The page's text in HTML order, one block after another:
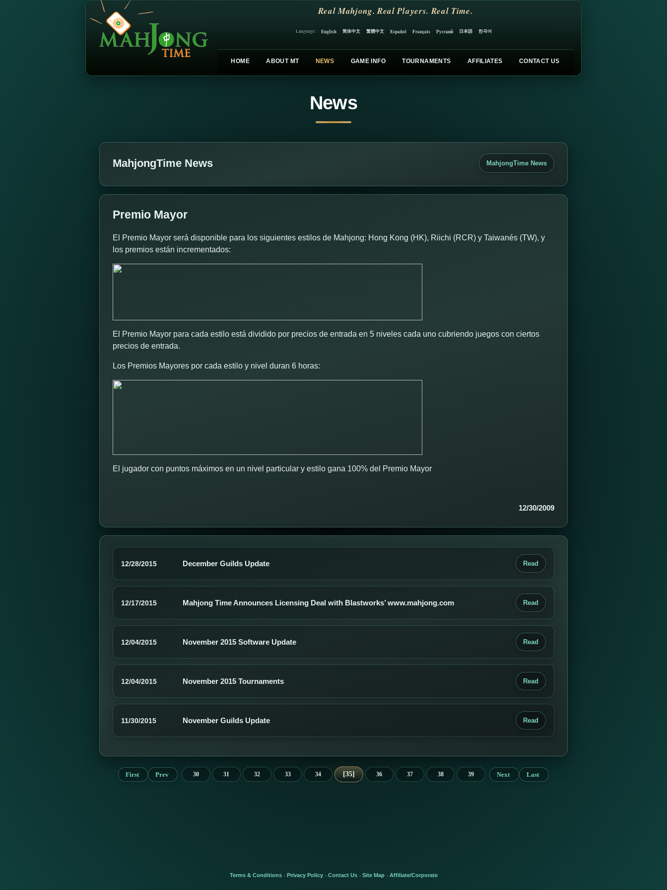
Real Mahjong. Real Players. Real Time.
Language: English 简体中文 繁體中文 Español Français Русский 日本語 한국어
HOME ABOUT MT NEWS GAME INFO TOURNAMENTS AFFILIATES CONTACT US
News
MahjongTime News MahjongTime News
Premio Mayor
El Premio Mayor será disponible para los siguientes estilos de Mahjong: Hong Kong (HK), Riichi (RCR) y Taiwanés (TW), y
los premios están incrementados:
El Premio Mayor para cada estilo está dividido por precios de entrada en 5 niveles cada uno cubriendo juegos con ciertos
precios de entrada.
Los Premios Mayores por cada estilo y nivel duran 6 horas:
El jugador con puntos máximos en un nivel particular y estilo gana 100% del Premio Mayor
12/30/2009
12/28/2015 December Guilds Update Read
12/17/2015 Mahjong Time Announces Licensing Deal with Blastworks’ www.mahjong.com Read
12/04/2015 November 2015 Software Update Read
12/04/2015 November 2015 Tournaments Read
11/30/2015 November Guilds Update Read
First Prev 30 31 32 33 34 35 36 37 38 39 Next Last
Terms & Conditions - Privacy Policy - Contact Us - Site Map - Affiliate/Corporate